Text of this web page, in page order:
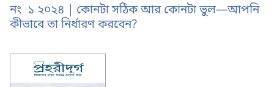
ডাউনলোড
করার
কোনটা
সঠিক
প্রহরীদুর্গ
কোনটা
কোনটা
ভুল
নং ১ ২০২৪ | কোনটা সঠিক আর কোনটা ভুল—আপনি
কীভাবে তা নির্ধারণ করবেন?